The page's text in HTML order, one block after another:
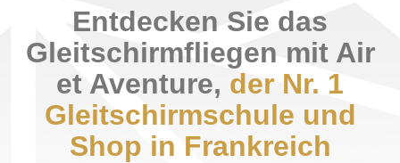
Entdecken Sie das
Gleitschirmfliegen mit Air
et Aventure, der Nr. 1
Gleitschirmschule und
Shop in Frankreich